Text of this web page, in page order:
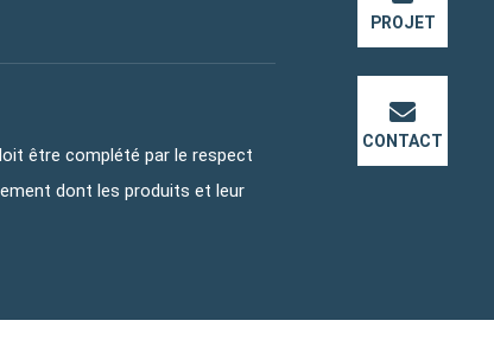
PROJET
CONTACT
être complété par le respect
dont les produits et leur